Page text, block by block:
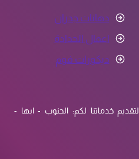
دهانات جدران
اعمال الحدادة
ديكورات فوم
خدماتنا لكم: الجنوب - ابها -